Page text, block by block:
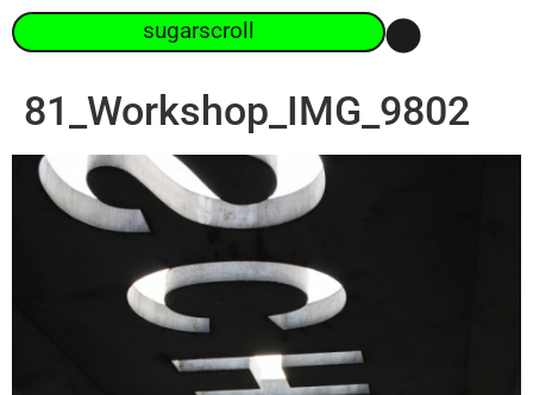
sugarscroll
81_Workshop_IMG_9802